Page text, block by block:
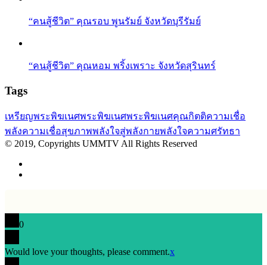
“คนสู้ชีวิต” คุณรอบ พูนรัมย์ จังหวัดบุรีรัมย์
“คนสู้ชีวิต” คุณหอม พริ้งเพราะ จังหวัดสุรินทร์
Tags
เหรียญพระพิฆเนศพระพิฆเนศพระพิฆเนศคุณกิตติความเชื่อ
พลังความเชื่อสุขภาพพลังใจสู่พลังกายพลังใจความศรัทธา
© 2019, Copyrights UMMTV All Rights Reserved
0
Would love your thoughts, please comment.x